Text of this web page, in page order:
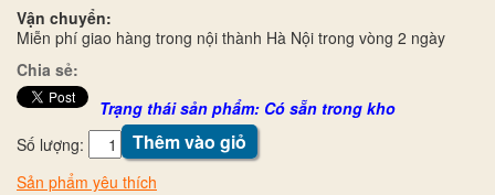
Vận chuyển:
Miễn phí giao hàng trong nội thành Hà Nội trong vòng 2 ngày
Chia sẻ:
Trạng thái sản phẩm: Có sẵn trong kho
Số lượng:
Thêm vào giỏ
Sản phẩm yêu thích